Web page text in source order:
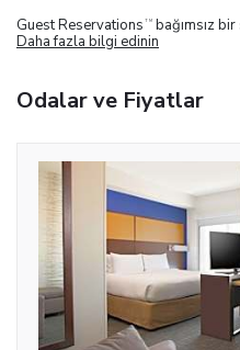
Guest Reservations TM bağımsız bir
Daha fazla bilgi edinin
Odalar ve Fiyatlar